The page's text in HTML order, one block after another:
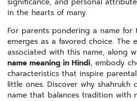
in the hearts of many.
For parents pondering a name for
emerges as a favored choice. The
associated with this name, along
name meaning in Hindi, embody
characteristics that inspire
little ones. Discover why shahrukh
name that balances tradition with